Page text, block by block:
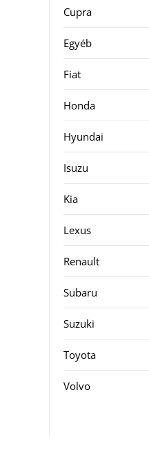
Cupra
Egyéb
Fiat
Honda
Hyundai
Isuzu
Kia
Lexus
Renault
Subaru
Suzuki
Toyota
Volvo